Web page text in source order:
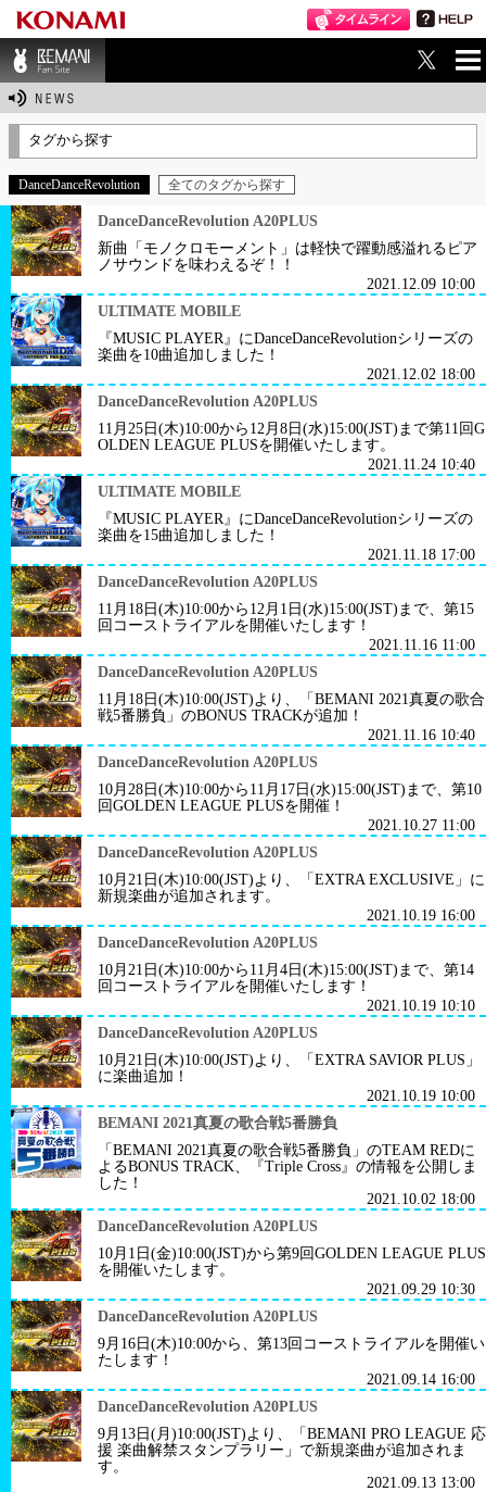
BEMANI Fan Sit
タグから探す
DanceDanceRevolution 全てのタグから探す
DanceDanceRevolution A20PLUS
新曲「モノクロモーメント」は軽快で躍動感溢れるピア
ノサウンドを味わえるぞ！！
2021.12.09 10:00
ULTIMATE MOBILE
『MUSIC PLAYER』にDanceDanceRevolutionシリーズの
楽曲を10曲追加しました！
2021.12.02 18:00
DanceDanceRevolution A20PLUS
11月25日(木)10:00から12月8日(水)15:00(JST)まで第11回G
OLDEN LEAGUE PLUSを開催いたします。
2021.11.24 10:40
ULTIMATE MOBILE
『MUSIC PLAYER』にDanceDanceRevolutionシリーズの
楽曲を15曲追加しました！
2021.11.18 17:00
DanceDanceRevolution A20PLUS
11月18日(木)10:00から12月1日(水)15:00(JST)まで、第15
回コーストライアルを開催いたします！
2021.11.16 11:00
DanceDanceRevolution A20PLUS
11月18日(木)10:00(JST)より、「BEMANI 2021真夏の歌合
戦5番勝負」のBONUS TRACKが追加！
2021.11.16 10:40
DanceDanceRevolution A20PLUS
10月28日(木)10:00から11月17日(水)15:00(JST)まで、第10
回GOLDEN LEAGUE PLUSを開催！
2021.10.27 11:00
DanceDanceRevolution A20PLUS
10月21日(木)10:00(JST)より、「EXTRA EXCLUSIVE」に
新規楽曲が追加されます。
2021.10.19 16:00
DanceDanceRevolution A20PLUS
10月21日(木)10:00から11月4日(木)15:00(JST)まで、第14
回コーストライアルを開催いたします！
2021.10.19 10:10
DanceDanceRevolution A20PLUS
10月21日(木)10:00(JST)より、「EXTRA SAVIOR PLUS」
に楽曲追加！
2021.10.19 10:00
BEMANI 2021真夏の歌合戦5番勝負
「BEMANI 2021真夏の歌合戦5番勝負」のTEAM REDに
よるBONUS TRACK、『Triple Cross』の情報を公開しま
した！
2021.10.02 18:00
DanceDanceRevolution A20PLUS
10月1日(金)10:00(JST)から第9回GOLDEN LEAGUE PLUS
を開催いたします。
2021.09.29 10:30
DanceDanceRevolution A20PLUS
9月16日(木)10:00から、第13回コーストライアルを開催い
たします！
2021.09.14 16:00
DanceDanceRevolution A20PLUS
9月13日(月)10:00(JST)より、「BEMANI PRO LEAGUE 応
援 楽曲解禁スタンプラリー」で新規楽曲が追加されま
す。
2021.09.13 13:00